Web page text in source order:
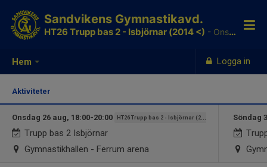
Hem Logga in
Sandvikens Gymnastikavd.
HT26 Trupp bas 2 - Isbjörnar (2014 <) - Ons. 18:00-20:00 & Sön. 16:00-18:00
Aktiviteter
Onsdag 26 aug, 18:00-20:00 HT26 Trupp bas 2 - Isbjörnar (2014 <)
Trupp bas 2 Isbjörnar
Gymnastikhallen - Ferrum arena
Söndag